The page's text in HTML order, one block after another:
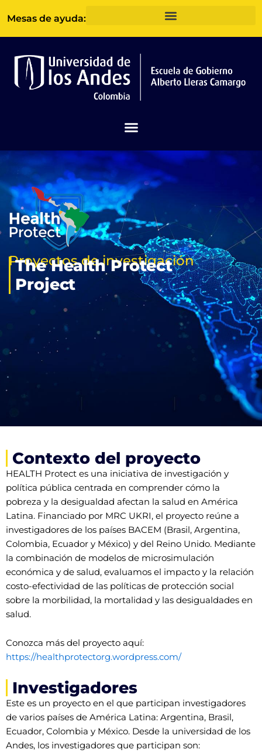
contenido
Mesas de ayuda:
Proyectos de investigación
The Health Protect
Project
Contexto del proyecto
HEALTH Protect es una iniciativa de investigación y
política pública centrada en comprender cómo la
pobreza y la desigualdad afectan la salud en América
Latina. Financiado por MRC UKRI, el proyecto reúne a
investigadores de los países BACEM (Brasil, Argentina,
Colombia, Ecuador y México) y del Reino Unido. Mediante
la combinación de modelos de microsimulación
económica y de salud, evaluamos el impacto y la relación
costo-efectividad de las políticas de protección social
sobre la morbilidad, la mortalidad y las desigualdades en
salud.
Conozca más del proyecto aquí:
https://healthprotectorg.wordpress.com/
Investigadores
Este es un proyecto en el que participan investigadores
de varios países de América Latina: Argentina, Brasil,
Ecuador, Colombia y México. Desde la universidad de los
Andes, los investigadores que participan son: